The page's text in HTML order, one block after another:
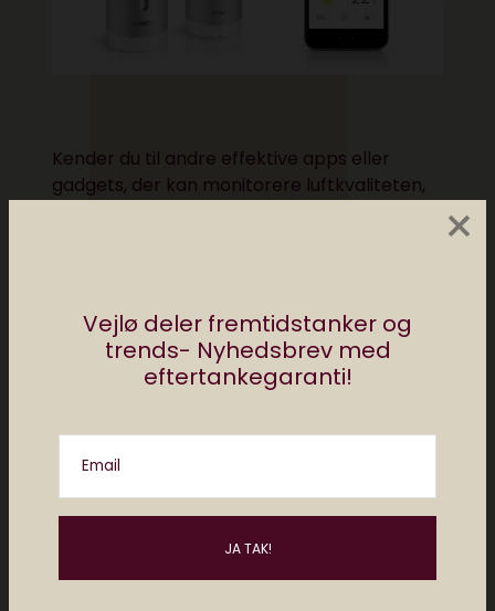
Vejlø deler fremtidstanker og
trends- Nyhedsbrev med
eftertankegaranti!
Email
×
Kender du til andre effektive apps eller
gadgets, der kan monitorere luftkvaliteten,